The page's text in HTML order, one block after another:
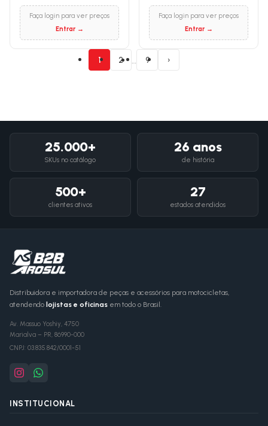
Faça login para ver preços
Entrar →
Faça login para ver preços
Entrar →
1 2 9 ›
25.000+
SKUs no catálogo
26 anos
de história
500+
clientes ativos
27
estados atendidos
Distribuidora e importadora de peças e acessórios para motocicletas,
atendendo lojistas e oficinas em todo o Brasil.
Av. Massuo Yoshiy, 4750
Marialva – PR, 86990-000
CNPJ: 03.835.842/0001-51
INSTITUCIONAL